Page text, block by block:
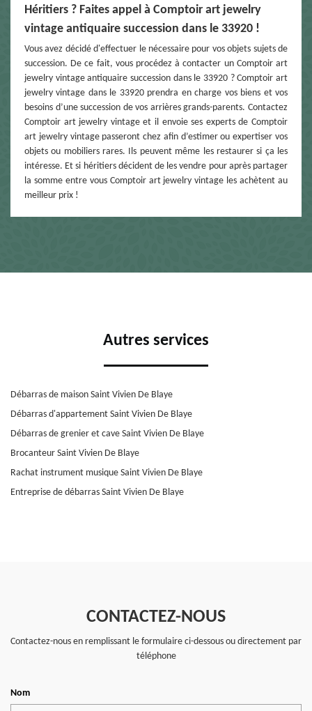
Héritiers ? Faites appel à Comptoir art jewelry
vintage antiquaire succession dans le 33920 !
Vous avez décidé d'effectuer le nécessaire pour vos objets sujets de
succession. De ce fait, vous procédez à contacter un Comptoir art
jewelry vintage antiquaire succession dans le 33920 ? Comptoir art
jewelry vintage dans le 33920 prendra en charge vos biens et vos
besoins d’une succession de vos arrières grands-parents. Contactez
Comptoir art jewelry vintage et il envoie ses experts de Comptoir
art jewelry vintage passeront chez afin d’estimer ou expertiser vos
objets ou mobiliers rares. Ils peuvent même les restaurer si ça les
intéresse. Et si héritiers décident de les vendre pour après partager
la somme entre vous Comptoir art jewelry vintage les achètent au
meilleur prix !
Autres services
Débarras de maison Saint Vivien De Blaye
Débarras d'appartement Saint Vivien De Blaye
Débarras de grenier et cave Saint Vivien De Blaye
Brocanteur Saint Vivien De Blaye
Rachat instrument musique Saint Vivien De Blaye
Entreprise de débarras Saint Vivien De Blaye
CONTACTEZ-NOUS
Contactez-nous en remplissant le formulaire ci-dessous ou directement par
téléphone
Nom